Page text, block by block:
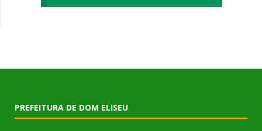
PREFEITURA DE DOM ELISEU